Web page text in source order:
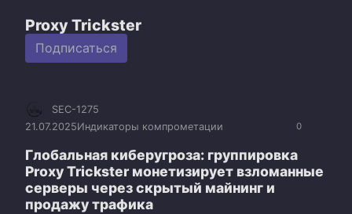
Proxy Trickster
Подписаться
0
SEC-1275
21.07.2025Индикаторы компрометации
Глобальная киберугроза: группировка
Proxy Trickster монетизирует взломанные
серверы через скрытый майнинг и
продажу трафика